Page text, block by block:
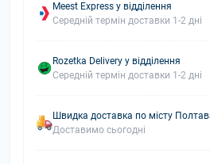
Meest Express у відділення
Середній термін доставки 1-2 дні
Rozetka Delivery у відділення
Середній термін доставки 1-2 дні
Швидка доставка по місту
Доставимо сьогодні